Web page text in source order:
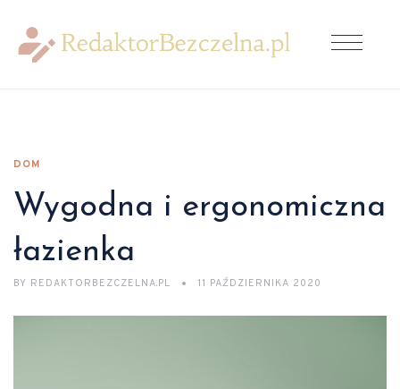
DOM
Wygodna i ergonomiczna
łazienka
BY REDAKTORBEZCZELNA.PL 11 PAŹDZIERNIKA 2020